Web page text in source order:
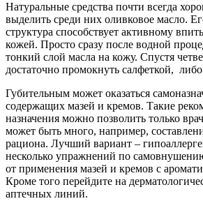
Натуральные средства почти всегда
выделить среди них оливковое масло.
структура способствует активному
кожей. Просто сразу после водной
тонкий слой масла на кожу. Спустя
достаточно промокнуть салфеткой,
Губительным может оказаться
содержащих мазей и кремов. Такие
назначения можно позволить только
может быть много, например,
рациона. Лучший вариант –
несколько упражнений по
от применения мазей и кремов с
Кроме того перейдите на
аптечных линий.